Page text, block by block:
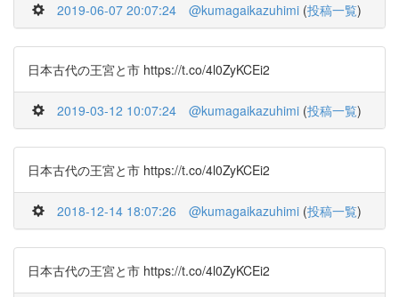
2019-06-07 20:07:24 @kumagaikazuhimi (投稿一覧)
日本古代の王宮と市 https://t.co/4l0ZyKCEi2
2019-03-12 10:07:24 @kumagaikazuhimi (投稿一覧)
日本古代の王宮と市 https://t.co/4l0ZyKCEi2
2018-12-14 18:07:26 @kumagaikazuhimi (投稿一覧)
日本古代の王宮と市 https://t.co/4l0ZyKCEi2